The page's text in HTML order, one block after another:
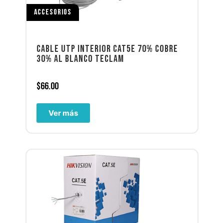
ACCESORIOS
CABLE UTP INTERIOR CAT5E 70% COBRE
30% AL BLANCO TECLAM
$66.00
Ver más